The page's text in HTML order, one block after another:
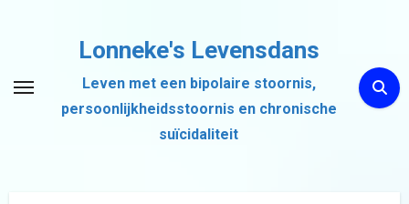
inhoud
Lonneke's Levensdans
Leven met een bipolaire stoornis,
persoonlijkheidsstoornis en chronische
suïcidaliteit